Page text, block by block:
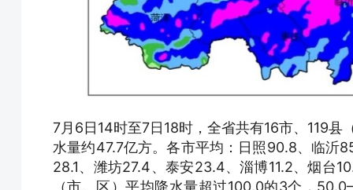
7月6日14时至7日18时，全省共有16市、119
水量约47.7亿方。各市平均：日照90.8、临沂
28.1、潍坊27.4、泰安23.4、淄博11.2、烟台
（市、区）平均降水量超过100.0的3个，